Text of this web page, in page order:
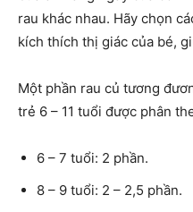
rau khác nhau. Hãy chọn
kích thích thị giác của bé,
Một phần rau củ tương
trẻ 6 – 11 tuổi được phân
6 – 7 tuổi: 2 phần.
8 – 9 tuổi: 2 – 2,5 phần.